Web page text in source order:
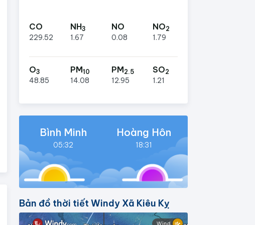
CO
229.52
NH3
1.67
NO
0.08
NO2
1.79
O3
48.85
PM10
14.08
PM2.5
12.95
SO2
1.21
Bình Minh
05:32
Hoàng Hôn
18:31
Bản đồ thời tiết Windy Xã Kiêu Kỵ